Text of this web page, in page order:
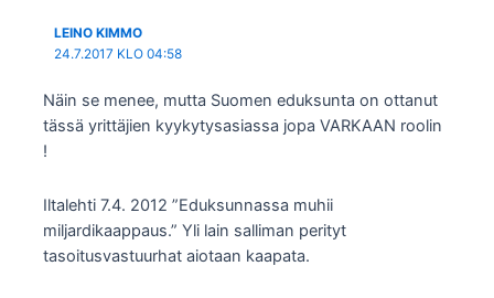
LEINO KIMMO
24.7.2017 KLO 04:58
Näin se menee, mutta Suomen eduksunta on ottanut
tässä yrittäjien kyykytysasiassa jopa VARKAAN roolin
!
Iltalehti 7.4. 2012 ”Eduksunnassa muhii
miljardikaappaus.” Yli lain salliman perityt
tasoitusvastuurhat aiotaan kaapata.